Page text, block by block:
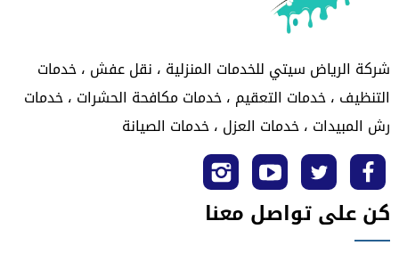
شركة الرياض سيتي للخدمات المنزلية ، نقل عفش ، خدمات
التنظيف ، خدمات التعقيم ، خدمات مكافحة الحشرات ، خدمات
رش المبيدات ، خدمات العزل ، خدمات الصيانة
تابعنا
على
تابعنا
على
تابعنا
على
تابعنا
علىكن على تواصل معنا